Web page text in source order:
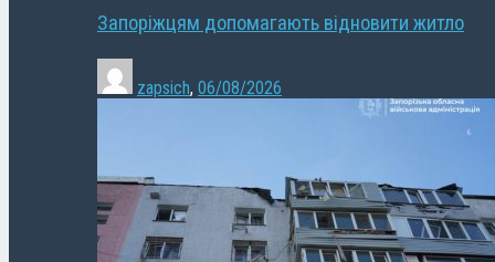
Запоріжцям допомагають відновити житло
zapsich, 06/08/2026